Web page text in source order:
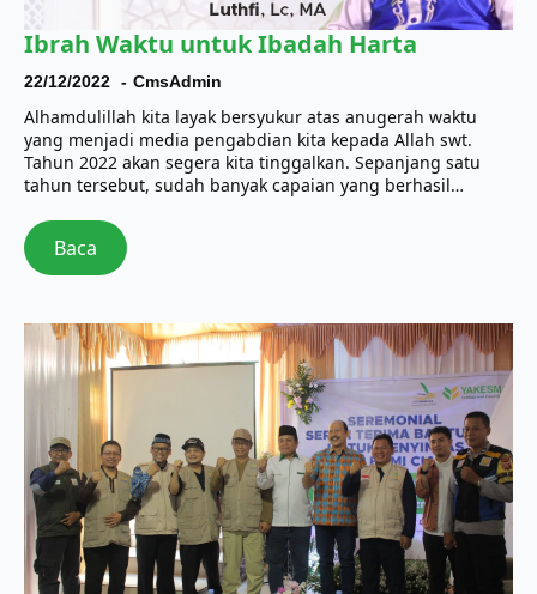
Ibrah Waktu untuk Ibadah Harta
22/12/2022 CmsAdmin
Alhamdulillah kita layak bersyukur atas anugerah waktu
yang menjadi media pengabdian kita kepada Allah swt.
Tahun 2022 akan segera kita tinggalkan. Sepanjang satu
tahun tersebut, sudah banyak capaian yang berhasil…
Baca